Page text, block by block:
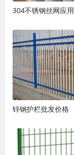
304不锈钢丝网应用
锌钢护栏批发价格